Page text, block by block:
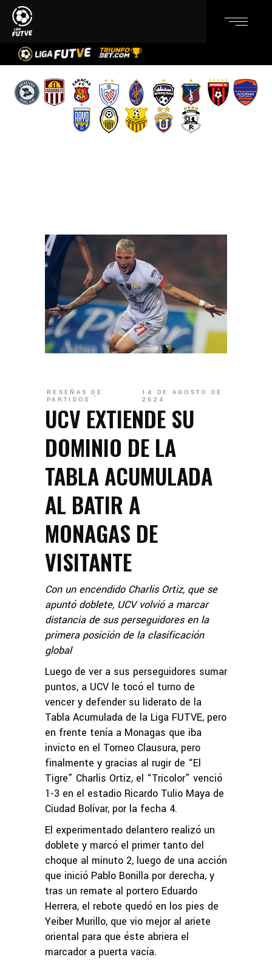
RESEÑAS DE
PARTIDOS
14 DE AGOSTO DE
2024
UCV EXTIENDE SU
DOMINIO DE LA
TABLA ACUMULADA
AL BATIR A
MONAGAS DE
VISITANTE
Con un encendido Charlis Ortiz, que se
apuntó doblete, UCV volvió a marcar
distancia de sus perseguidores en la
primera posición de la clasificación
global
Luego de ver a sus perseguidores sumar
puntos, a UCV le tocó el turno de
vencer y defender su liderato de la
Tabla Acumulada de la Liga FUTVE, pero
en frente tenía a Monagas que iba
invicto en el Torneo Clausura, pero
finalmente y gracias al rugir de “El
Tigre” Charlis Ortiz, el “Tricolor” venció
1-3 en el estadio Ricardo Tulio Maya de
Ciudad Bolívar, por la fecha 4.
El experimentado delantero realizó un
doblete y marcó el primer tanto del
choque al minuto 2, luego de una acción
que inició Pablo Bonilla por derecha, y
tras un remate al portero Eduardo
Herrera, el rebote quedó en los pies de
Yeiber Murillo, que vio mejor al ariete
oriental para que éste abriera el
marcador a puerta vacía.